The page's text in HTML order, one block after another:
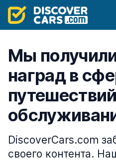
Мы
наград в
DiscoverCars.com
своего контента.